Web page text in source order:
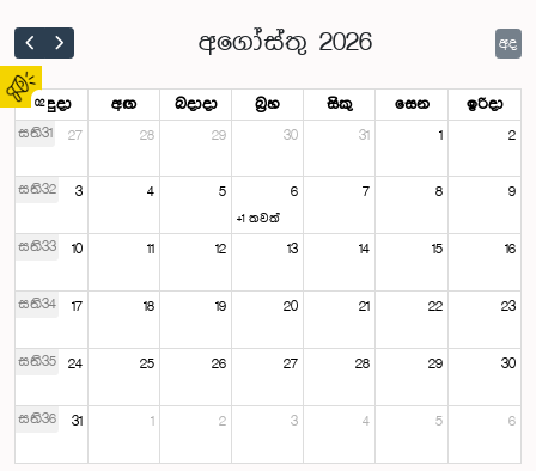
02
අගෝස්තු 2026 අද
සඳුදා අඟ බදාදා බ්‍රහ සිකු සෙන ඉරිදා
සති31 27 28 29 30 31 1 2
සති32 3 4 5 6
+1 තවත්
7 8 9
සති33 10 11 12 13 14 15 16
සති34 17 18 19 20 21 22 23
සති35 24 25 26 27 28 29 30
සති36 31 1 2 3 4 5 6